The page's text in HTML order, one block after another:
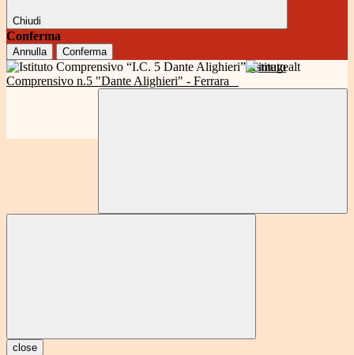
Chiudi
Conferma
Annulla Conferma
Istituto
Comprensivo n.5 "Dante Alighieri" - Ferrara
close